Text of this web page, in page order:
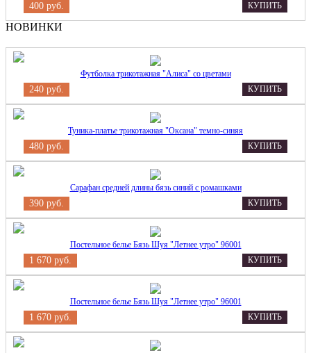
400 руб. КУПИТЬ
НОВИНКИ
Футболка трикотажная "Алиса" со цветами
240 руб. КУПИТЬ
Туника-платье трикотажная "Оксана" темно-синяя
480 руб. КУПИТЬ
Сарафан средней длины бязь синий с ромашками
390 руб. КУПИТЬ
Постельное белье Бязь Шуя "Летнее утро" 96001
1 670 руб. КУПИТЬ
Постельное белье Бязь Шуя "Летнее утро" 96001
1 670 руб. КУПИТЬ